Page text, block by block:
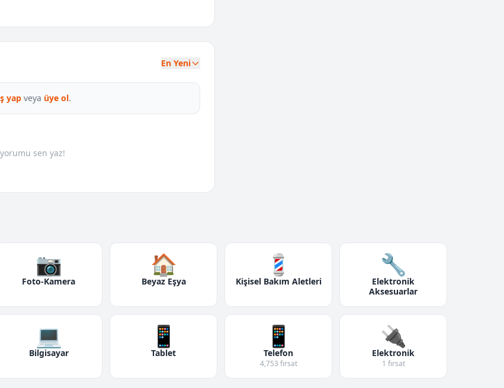
En Yeni
yap veya üye ol.
sen yaz!
📷
Foto-Kamera
🏠
Beyaz Eşya
💈
Kişisel Bakım Aletleri
🔧
Elektronik
Aksesuarlar
💻
Bilgisayar
📱
Tablet
📱
Telefon
4,753 fırsat
🔌
Elektronik
1 fırsat